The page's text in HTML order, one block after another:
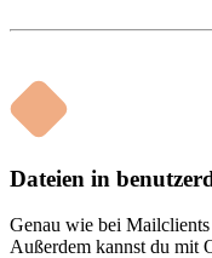
Dateien in
Genau wie bei
Außerdem kannst du mit